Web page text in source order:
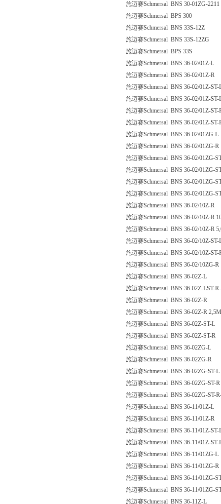
施迈赛Schmersal BNS 30-01ZG-2211
施迈赛Schmersal BPS 300
施迈赛Schmersal BNS 33S-12Z
施迈赛Schmersal BNS 33S-12ZG
施迈赛Schmersal BPS 33S
施迈赛Schmersal BNS 36-02/01Z-L
施迈赛Schmersal BNS 36-02/01Z-R
施迈赛Schmersal BNS 36-02/01Z-ST-
施迈赛Schmersal BNS 36-02/01Z-ST-
施迈赛Schmersal BNS 36-02/01Z-ST-
施迈赛Schmersal BNS 36-02/01Z-ST-
施迈赛Schmersal BNS 36-02/01ZG-L
施迈赛Schmersal BNS 36-02/01ZG-R
施迈赛Schmersal BNS 36-02/01ZG-
施迈赛Schmersal BNS 36-02/01ZG-
施迈赛Schmersal BNS 36-02/01ZG-
施迈赛Schmersal BNS 36-02/01ZG-
施迈赛Schmersal BNS 36-02/10Z-R
施迈赛Schmersal BNS 36-02/10Z-R
施迈赛Schmersal BNS 36-02/10Z-R
施迈赛Schmersal BNS 36-02/10Z-ST-
施迈赛Schmersal BNS 36-02/10Z-ST-
施迈赛Schmersal BNS 36-02/10ZG-R
施迈赛Schmersal BNS 36-02Z-L
施迈赛Schmersal BNS 36-02Z-LST-
施迈赛Schmersal BNS 36-02Z-R
施迈赛Schmersal BNS 36-02Z-R 2,5M
施迈赛Schmersal BNS 36-02Z-ST-L
施迈赛Schmersal BNS 36-02Z-ST-R
施迈赛Schmersal BNS 36-02ZG-L
施迈赛Schmersal BNS 36-02ZG-R
施迈赛Schmersal BNS 36-02ZG-ST-L
施迈赛Schmersal BNS 36-02ZG-ST-R
施迈赛Schmersal BNS 36-02ZG-ST-
施迈赛Schmersal BNS 36-11/01Z-L
施迈赛Schmersal BNS 36-11/01Z-R
施迈赛Schmersal BNS 36-11/01Z-ST-
施迈赛Schmersal BNS 36-11/01Z-ST-
施迈赛Schmersal BNS 36-11/01ZG-L
施迈赛Schmersal BNS 36-11/01ZG-R
施迈赛Schmersal BNS 36-11/01ZG-
施迈赛Schmersal BNS 36-11/01ZG-
施迈赛Schmersal BNS 36-11Z-L